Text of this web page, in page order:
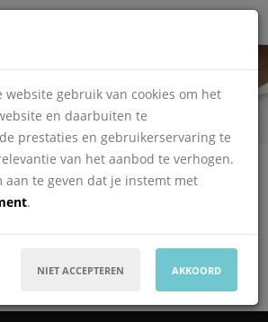
van het formulier. U ontvangt ook
e-mail.
website gebruik van cookies om het
en daarbuiten te
prestaties en gebruikerservaring te
van het aanbod te verhogen.
aan te geven dat je instemt met
.
NIET ACCEPTEREN AKKOORD